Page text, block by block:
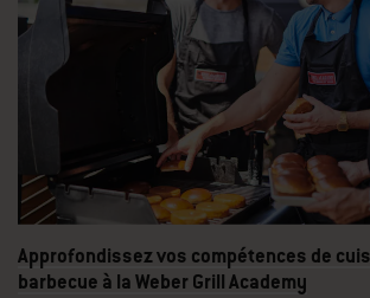
Approfondissez vos compétences de